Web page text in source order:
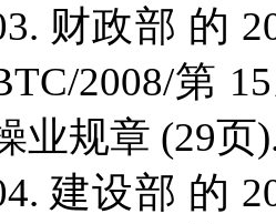
财政部 的
2008/第
业规章 (29页
建设部 的